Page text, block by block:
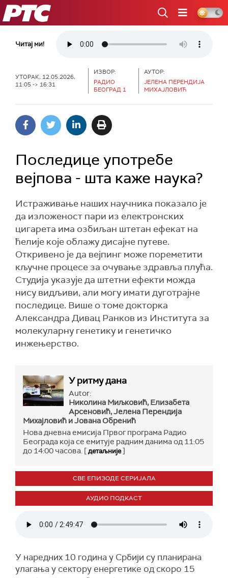
РТС
Читај ми!
УТОРАК, 12.05.2026,
11:05 -> 16:31
ИЗВОР:
РАДИО
БЕОГРАД 1
АУТОР:
ЈЕЛЕНА ПЕРЕНДИЈА
МИХАЈЛОВИЋ
Последице употребе
вејпова - шта каже наука?
Истраживање наших научника показало је
да изложеност пари из електронских
цигарета има озбиљан штетан ефекат на
ћелије које облажу дисајне путеве.
Откривено је да вејпинг може пореметити
кључне процесе за очување здравља плућа.
Студија указује да штетни ефекти можда
нису видљиви, али могу имати дуготрајне
последице. Више о томе докторка
Александра Дивац Ранков из Института за
молекуларну генетику и генетичко
инжењерство.
У ритму дана
Autor:
Николина Миљковић, Елизабета
Арсеновић, Јелена Перендија
Михајловић и Јована Обренић
Нова дневна емисија Првог програма Радио
Београда која се емитује радним данима од 11:05
до 14:00 часова. [детаљније]
СВЕ ЕПИЗОДЕ СЕРИЈАЛА
АУДИО ПОДКАСТ
У наредних 10 година у Србији су планирана
улагања у сектору енергетике од скоро 15